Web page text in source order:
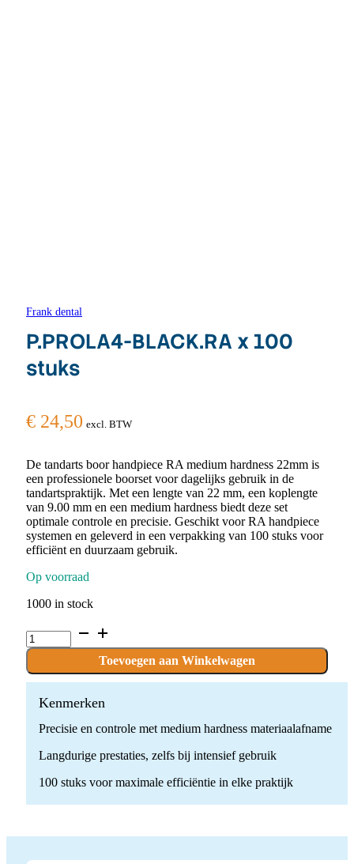
Frank dental
P.PROLA4-BLACK.RA x 100
stuks
€ 24,50 excl. BTW
De tandarts boor handpiece RA medium hardness 22mm is
een professionele boorset voor dagelijks gebruik in de
tandartspraktijk. Met een lengte van 22 mm, een koplengte
van 9.00 mm en een medium hardness biedt deze set
optimale controle en precisie. Geschikt voor RA handpiece
systemen en geleverd in een verpakking van 100 stuks voor
efficiënt en duurzaam gebruik.
Op voorraad
1000 in stock
P.PROLA4-
BLACK.RA
100
stuks
quantity
Toevoegen aan Winkelwagen
Kenmerken
Precisie en controle met medium hardness materiaalafname
Langdurige prestaties, zelfs bij intensief gebruik
100 stuks voor maximale efficiëntie in elke praktijk